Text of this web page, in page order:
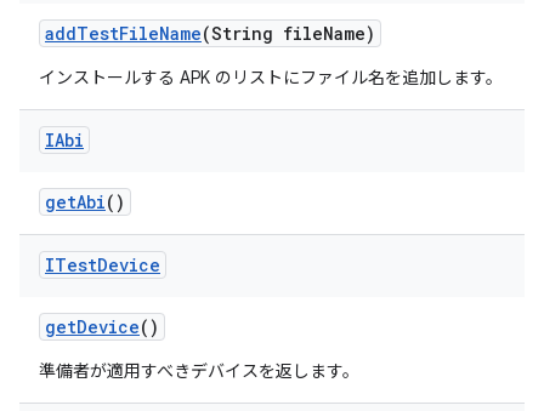
addTestFileName(String fileName)
インストールする APK のリストにファイル名を追加します。
IAbi
getAbi()
ITestDevice
getDevice()
準備者が適用すべきデバイスを返します。